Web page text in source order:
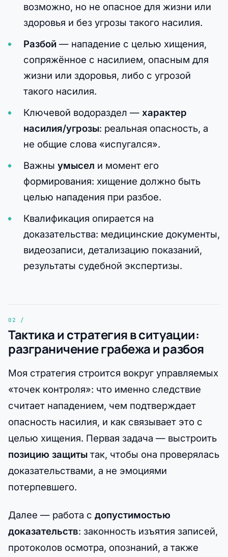
возможно, но не опасное для жизни или
здоровья и без угрозы такого насилия.
Разбой — нападение с целью хищения,
сопряжённое с насилием, опасным для
жизни или здоровья, либо с угрозой
такого насилия.
Ключевой водораздел — характер
насилия/угрозы: реальная опасность, а
не общие слова «испугался».
Важны умысел и момент его
формирования: хищение должно быть
целью нападения при разбое.
Квалификация опирается на
доказательства: медицинские документы,
видеозаписи, детализацию показаний,
результаты судебной экспертизы.
Тактика и стратегия в ситуации:
разграничение грабежа и разбоя
Моя стратегия строится вокруг управляемых
«точек контроля»: что именно следствие
считает нападением, чем подтверждает
опасность насилия, и как связывает это с
целью хищения. Первая задача — выстроить
позицию защиты так, чтобы она проверялась
доказательствами, а не эмоциями
потерпевшего.
Далее — работа с допустимостью
доказательств: законность изъятия записей,
протоколов осмотра, опознаний, а также